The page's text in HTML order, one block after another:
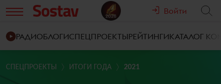
Войти
РАДИОБЛОГИСПЕЦПРОЕКТЫРЕЙТИНГИКАТАЛОГ
СПЕЦПРОЕКТЫ ИТОГИ ГОДА 2021